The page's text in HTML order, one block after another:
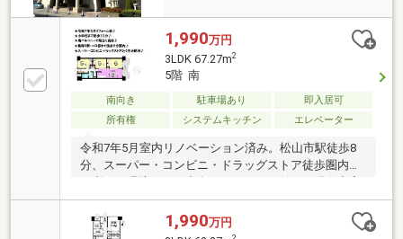
1,990万円
3LDK 67.27m2
5階 南
南向き 駐車場あり
即入居可
所有権
システムキッチン エレベーター
令和7年5月室内リノベーション済み。松山市駅徒歩8
分、スーパー・コンビニ・ドラッグストア徒歩圏内の
のため、ご都合に合わせてご見学いただけます。住宅
ローンのご相談も承ります。
1,990万円